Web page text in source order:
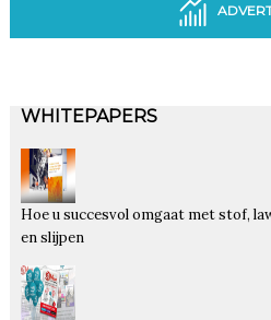
WHITEPAPERS
Hoe u succesvol omgaat met stof,
en slijpen